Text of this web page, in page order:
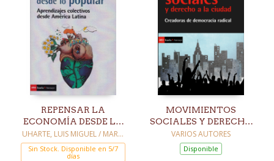
REPENSAR LA
ECONOMÍA DESDE LO
POPULAR
UHARTE, LUIS MIGUEL / MARTI
COMAS, JULIA
Sin Stock. Disponible en 5/7
días
MOVIMIENTOS
SOCIALES Y DERECHO
A LA CIUDAD
VARIOS AUTORES
Disponible